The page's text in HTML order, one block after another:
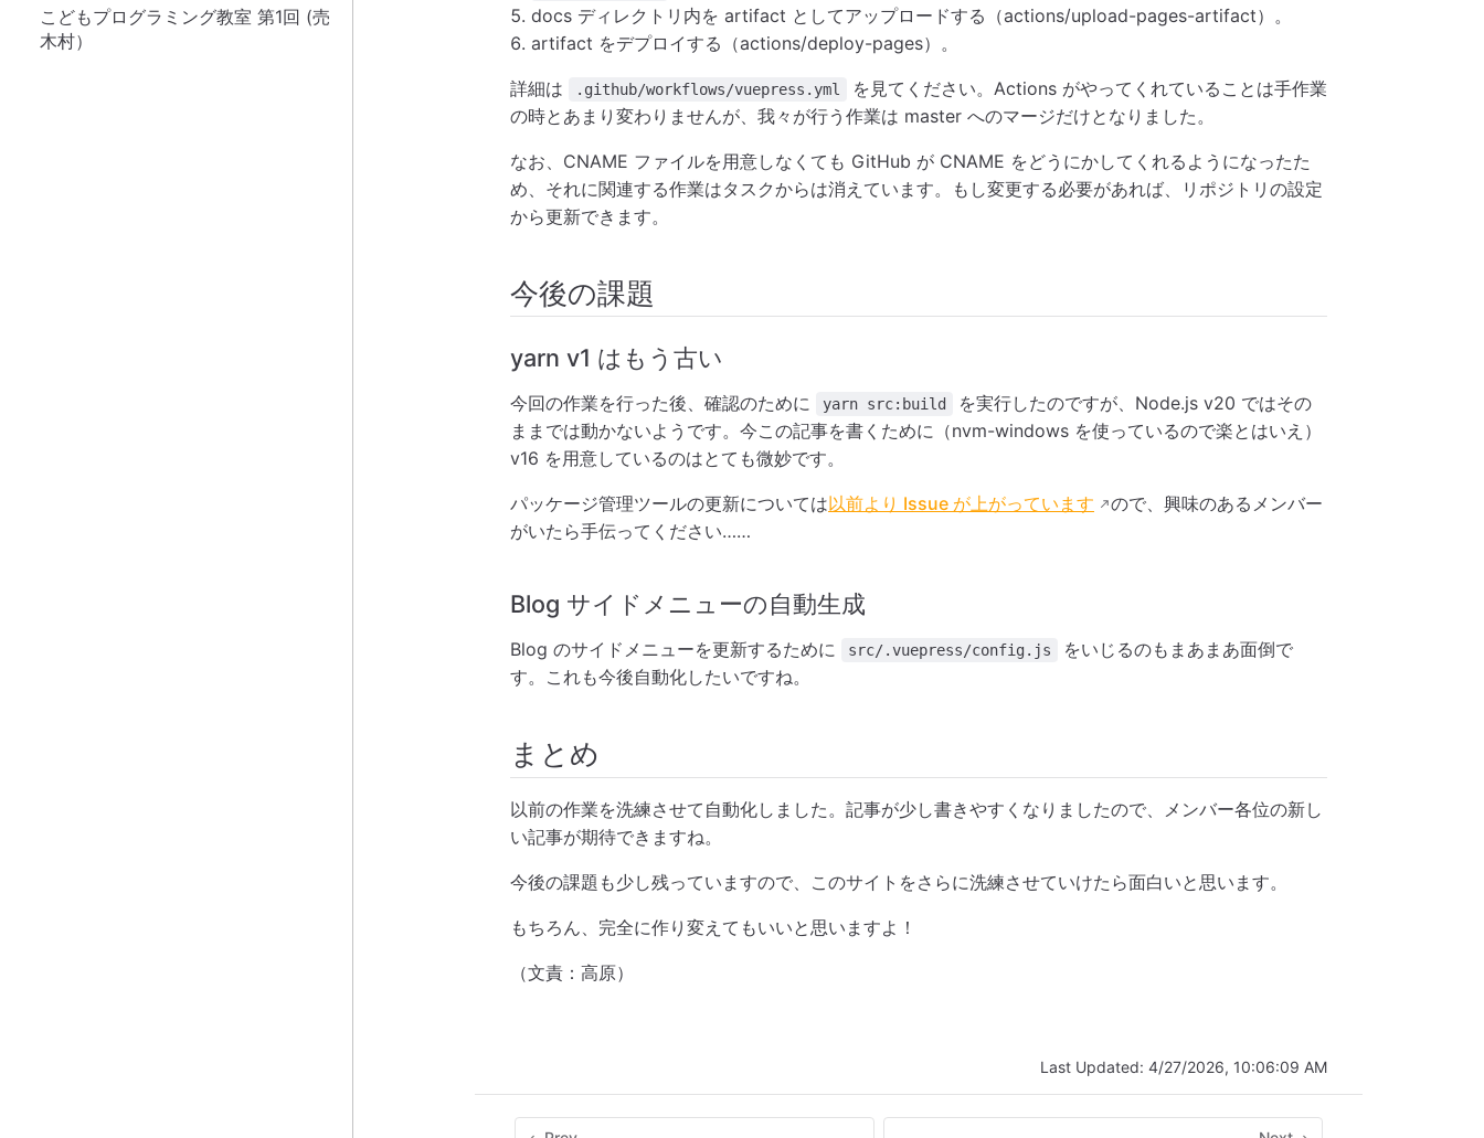
こどもプログラミング教室 第1回 (売
木村）
docs ディレクトリ内を artifact としてアップロードする（actions/upload-pages-artifact）。
artifact をデプロイする（actions/deploy-pages）。
詳細は .github/workflows/vuepress.yml
を見てください。Actions がやってくれていることは手作業
の時とあまり変わりませんが、我々が行う作業は master へのマージだけとなりました。
なお、CNAME ファイルを用意しなくても GitHub が CNAME をどうにかしてくれるようになったた
め、それに関連する作業はタスクからは消えています。もし変更する必要があれば、リポジトリの設定
から更新できます。
今後の課題
yarn v1 はもう古い
今回の作業を行った後、確認のために yarn src:build
を実行したのですが、Node.js v20 ではその
ままでは動かないようです。今この記事を書くために（nvm-windows を使っているので楽とはいえ）
v16 を用意しているのはとても微妙です。
パッケージ管理ツールの更新については以前より Issue が上がっています
ので、興味のあるメンバー
がいたら手伝ってください……
Blog サイドメニューの自動生成
Blog のサイドメニューを更新するために src/.vuepress/config.js
をいじるのもまあまあ面倒で
す。これも今後自動化したいですね。
まとめ
以前の作業を洗練させて自動化しました。記事が少し書きやすくなりましたので、メンバー各位の新し
い記事が期待できますね。
今後の課題も少し残っていますので、このサイトをさらに洗練させていけたら面白いと思います。
もちろん、完全に作り変えてもいいと思いますよ！
（文責：高原）
Last Updated: 4/27/2026, 10:06:09 AM